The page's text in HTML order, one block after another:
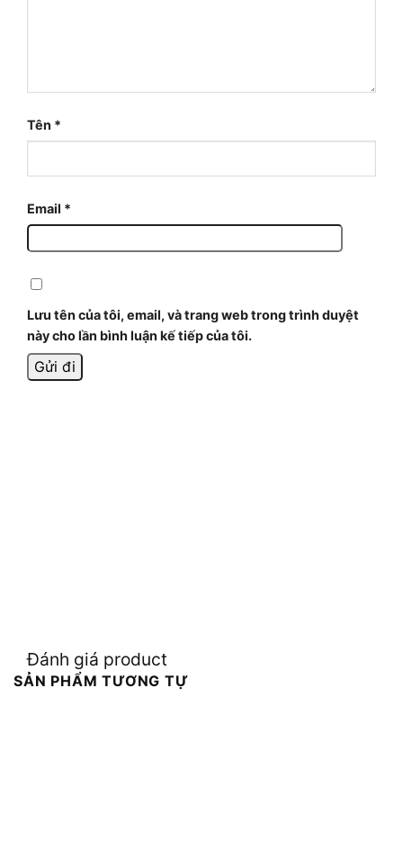
Tên *
Email *
Lưu tên của tôi, email, và trang web trong trình duyệt
này cho lần bình luận kế tiếp của tôi.
Đánh giá product
SẢN PHẨM TƯƠNG TỰ